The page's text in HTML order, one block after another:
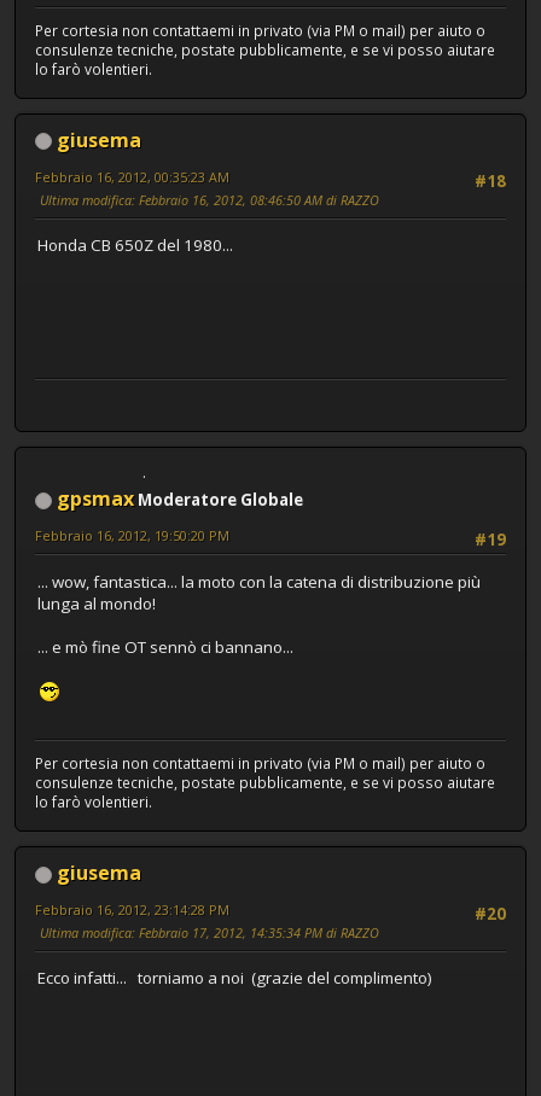
Per cortesia non contattaemi in privato (via PM o mail) per aiuto o
consulenze tecniche, postate pubblicamente, e se vi posso aiutare
lo farò volentieri.
giusema
#18
Febbraio 16, 2012, 00:35:23 AM
Ultima modifica: Febbraio 16, 2012, 08:46:50 AM di RAZZO
Honda CB 650Z del 1980...
gpsmax Moderatore Globale
#19
Febbraio 16, 2012, 19:50:20 PM
... wow, fantastica... la moto con la catena di distribuzione più
lunga al mondo!
... e mò fine OT sennò ci bannano...
Per cortesia non contattaemi in privato (via PM o mail) per aiuto o
consulenze tecniche, postate pubblicamente, e se vi posso aiutare
lo farò volentieri.
giusema
#20
Febbraio 16, 2012, 23:14:28 PM
Ultima modifica: Febbraio 17, 2012, 14:35:34 PM di RAZZO
Ecco infatti... torniamo a noi (grazie del complimento)